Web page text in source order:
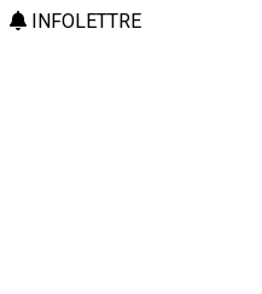
INFOLETTRE